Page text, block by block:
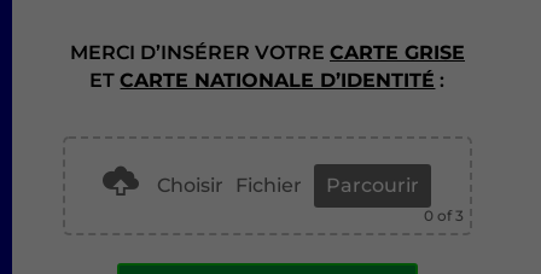
MERCI D’INSÉRER VOTRE CARTE GRISE
ETCARTE NATIONALE D’IDENTITÉ :
Choisir Fichier Parcourir
0of 3